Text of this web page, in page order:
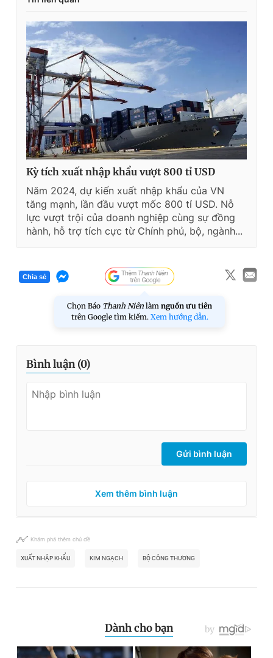
Kỳ tích xuất nhập khẩu vượt 800 tỉ USD
Năm 2024, dự kiến xuất nhập khẩu của VN
tăng mạnh, lần đầu vượt mốc 800 tỉ USD. Nỗ
lực vượt trội của doanh nghiệp cùng sự đồng
hành, hỗ trợ tích cực từ Chính phủ, bộ, ngành...
Chia sẻ
Chọn Báo Thanh Niên làm nguồn ưu tiên
trên Google tìm kiếm. Xem hướng dẫn.
Bình luận (0)
Gửi bình luận
Xem thêm bình luận
Khám phá thêm chủ đề
XUẤT NHẬP KHẨU KIM NGẠCH BỘ CÔNG THƯƠNG